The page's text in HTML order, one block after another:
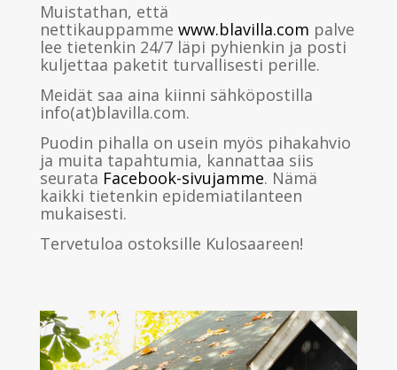
Muistathan, että
nettikauppamme www.blavilla.com palve
lee tietenkin 24/7 läpi pyhienkin ja posti
kuljettaa paketit turvallisesti perille.
Meidät saa aina kiinni sähköpostilla
info(at)blavilla.com.
Puodin pihalla on usein myös pihakahvio
ja muita tapahtumia, kannattaa siis
seurata Facebook-sivujamme. Nämä
kaikki tietenkin epidemiatilanteen
mukaisesti.
Tervetuloa ostoksille Kulosaareen!